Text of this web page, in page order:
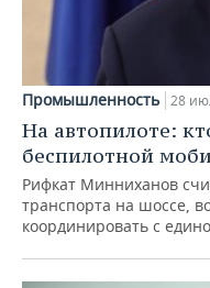
Промышленность 28
На автопилоте:
беспилотной
Рифкат Минниханов
транспорта на шоссе,
координировать с